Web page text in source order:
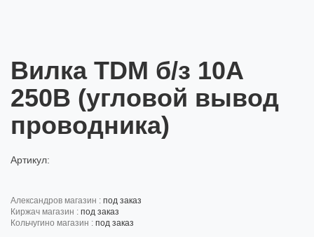
Вилка TDM б/з 10А
250В (угловой вывод
проводника)
Артикул:
александров магазин : под заказ
киржач магазин : под заказ
кольчугино магазин : под заказ